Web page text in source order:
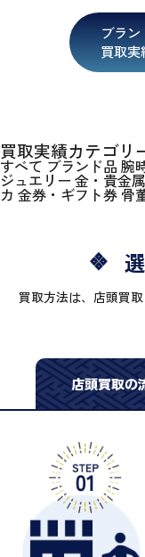
ブラン
買取
買取実績カテゴリ
すべて ブランド品 腕
ジュエリー 金・貴金属
カ 金券・ギフト券骨
買取方法は、店頭買
店頭買取の